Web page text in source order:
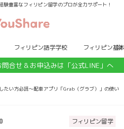
験豊富なフィリピン留学のプロが全力サポート！
フィリピン語学学校 フィリピン基
合せ＆お申込みは「公式LINE」へ
たい方必読〜配車アプリ「Grab（グラブ）」の使い
フィリピン留学